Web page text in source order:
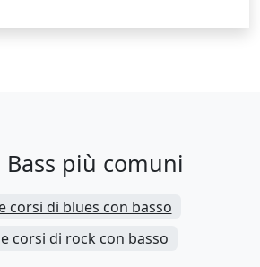
più comuni
corsi di blues con basso
corsi di rock con basso